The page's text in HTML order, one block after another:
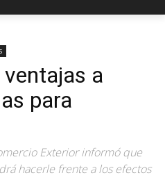
a
para
Exterior informó que
hacerle frente a los efectos